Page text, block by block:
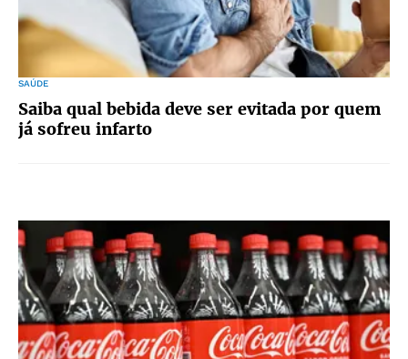
SAÚDE
Saiba qual bebida deve ser evitada por quem
já sofreu infarto